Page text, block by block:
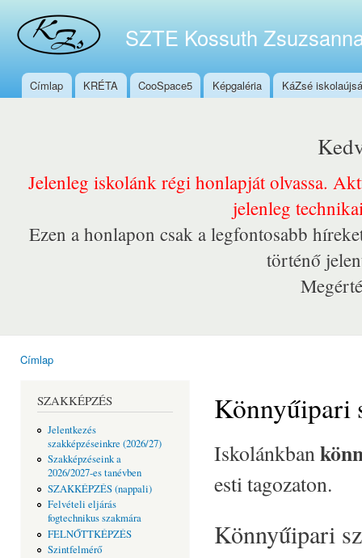
SZTE Kossuth
Főmenü
Címlap KRÉTA CooSpace5 Képgaléria KáZsé
Jelenleg iskolánk régi honlapját olvassa.
jelenleg
Ezen a honlapon csak a legfontosabb
történő
Címlap
SZAKKÉPZÉS
Jelentkezés
szakképzéseinkre (2026/27)
Szakképzéseink a
2026/2027-es tanévben
SZAKKÉPZÉS (nappali)
Felvételi eljárás
fogtechnikus szakmára
FELNŐTTKÉPZÉS
Szintfelmérő
Könnyűipari
Iskolánkban
esti tagozaton.
Könnyűipari